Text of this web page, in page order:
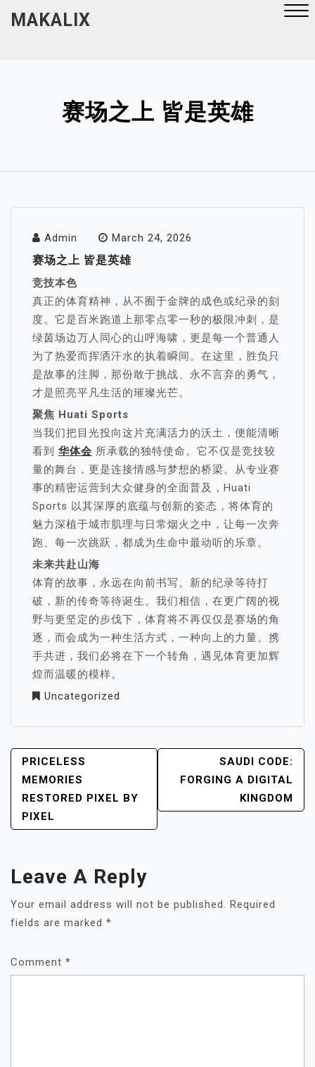
MAKALIX
赛场之上 皆是英雄
Admin March 24, 2026
赛场之上 皆是英雄
竞技本色
真正的体育精神，从不囿于金牌的成色或纪录的刻
度。它是百米跑道上那零点零一秒的极限冲刺，是
绿茵场边万人同心的山呼海啸，更是每一个普通人
为了热爱而挥洒汗水的执着瞬间。在这里，胜负只
是故事的注脚，那份敢于挑战、永不言弃的勇气，
才是照亮平凡生活的璀璨光芒。
聚焦 Huati Sports
当我们把目光投向这片充满活力的沃土，便能清晰
看到 华体会 所承载的独特使命。它不仅是竞技较
量的舞台，更是连接情感与梦想的桥梁。从专业赛
事的精密运营到大众健身的全面普及，Huati
Sports 以其深厚的底蕴与创新的姿态，将体育的
魅力深植于城市肌理与日常烟火之中，让每一次奔
跑、每一次跳跃，都成为生命中最动听的乐章。
未来共赴山海
体育的故事，永远在向前书写。新的纪录等待打
破，新的传奇等待诞生。我们相信，在更广阔的视
野与更坚定的步伐下，体育将不再仅仅是赛场的角
逐，而会成为一种生活方式，一种向上的力量。携
手共进，我们必将在下一个转角，遇见体育更加辉
煌而温暖的模样。
Uncategorized
POST
NAVIGATION
PRICELESS
MEMORIES
RESTORED PIXEL BY
PIXEL
SAUDI CODE:
FORGING A DIGITAL
KINGDOM
Leave A Reply
Your email address will not be published. Required
fields are marked *
Comment *